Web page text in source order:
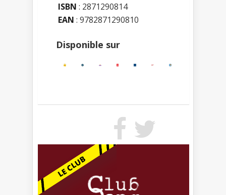
ISBN : 2871290814
EAN : 9782871290810
Disponible sur